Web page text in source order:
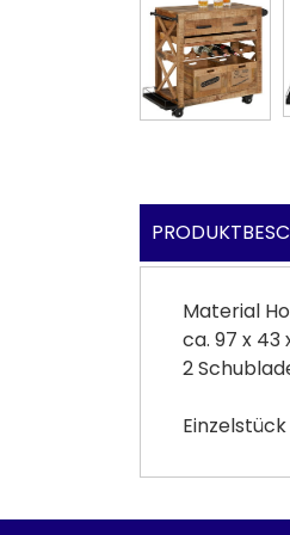
Material
ca. 97 x 43
2